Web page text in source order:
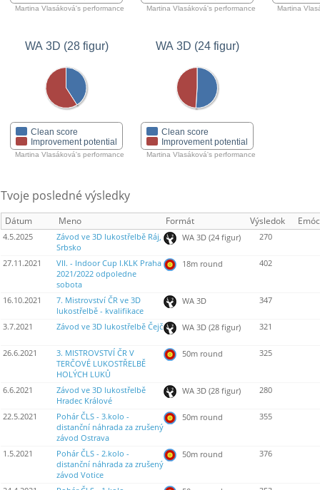
Martina Vlasáková's performance Martina Vlasáková's performance Martina
WA 3D (28 figur)
Clean score
Improvement potential
Martina Vlasáková's performance
WA 3D (24 figur)
Clean score
Improvement potential
Martina Vlasáková's performance
Tvoje posledné výsledky
Dátum Meno Formát Výsledok
4.5.2025
Závod ve 3D lukostřelbě Ráj,
Srbsko
WA 3D (24 figur) 270
27.11.2021
VII. - Indoor Cup I.KLK Praha
2021/2022 odpoledne
sobota
18m round 402
16.10.2021
7. Mistrovství ČR ve 3D
lukostřelbě - kvalifikace
WA 3D 347
3.7.2021 Závod ve 3D lukostřelbě Čejč WA 3D (28 figur) 321
26.6.2021
3. MISTROVSTVÍ ČR V
TERČOVÉ LUKOSTŘELBĚ
HOLÝCH LUKŮ
50m round 325
6.6.2021
Závod ve 3D lukostřelbě
Hradec Králové
WA 3D (28 figur) 280
22.5.2021
Pohár ČLS - 3.kolo -
distanční náhrada za zrušený
závod Ostrava
50m round 355
1.5.2021
Pohár ČLS - 2.kolo -
distanční náhrada za zrušený
závod Votice
50m round 376